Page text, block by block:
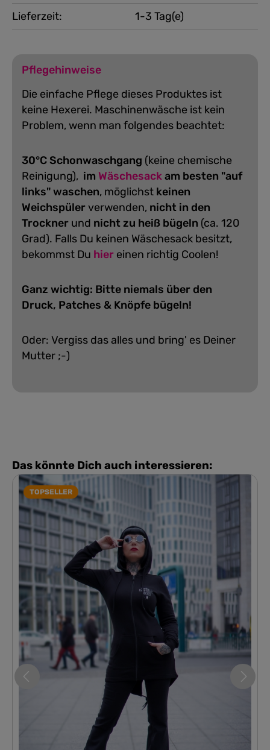
Lieferzeit: 1-3 Tag(e)
Pflegehinweise
Die einfache Pflege dieses Produktes ist
keine Hexerei. Maschinenwäsche ist kein
Problem, wenn man folgendes beachtet:
30°C Schonwaschgang (keine chemische
Reinigung), im Wäschesackam besten "auf
links" waschen, möglichst keinen
Weichspülerverwenden, nicht in den
Trockner und nicht zu heiß bügeln (ca. 120
Grad). Falls Du keinen Wäschesack besitzt,
bekommst Du hier einen richtig Coolen!
Ganz wichtig: Bitte niemals über den
Druck, Patches & Knöpfe bügeln!
Oder: Vergiss das alles und bring' es Deiner
Mutter ;-)
Das könnte Dich auch interessieren:
TOPSELLER